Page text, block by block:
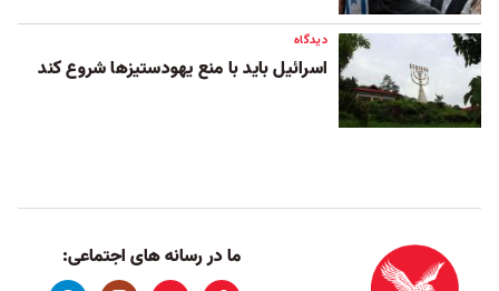
دیدگاه
اسرائیل باید با منع یهودستیزها شروع کند
ما در رسانه های اجتماعی: